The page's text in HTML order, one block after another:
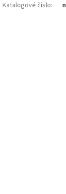
Katalogové číslo: